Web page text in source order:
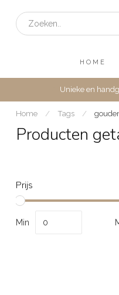
HOME
Unieke en
Home / Tags /
Producten
Prijs
Min